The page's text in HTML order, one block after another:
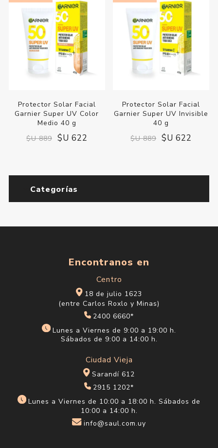
Protector Solar Facial
Garnier Super UV Color
Medio 40 g
$U 889 $U 622
Protector Solar Facial
Garnier Super UV Invisible
40 g
$U 889 $U 622
Categorías
Encontranos en
Centro
18 de julio 1623
(entre Carlos Roxlo y Minas)
2400 6660*
Lunes a Viernes de 9:00 a 19:00 h.
Sábados de 9:00 a 14:00 h.
Ciudad Vieja
Sarandí 612
2915 1202*
Lunes a Viernes de 10:00 a 18:00 h. Sábados de
10:00 a 14:00 h.
info@saul.com.uy